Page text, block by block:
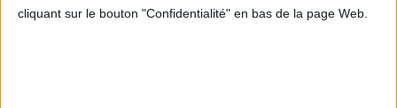
cliquant sur le bouton "Confidentialité" en bas de la page Web.